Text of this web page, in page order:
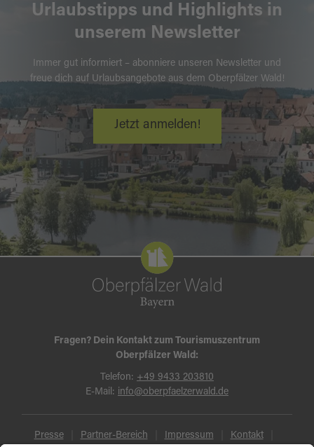
Urlaubstipps und Highlights in
unserem Newsletter
Immer gut informiert – abonniere unseren Newsletter und
freue dich auf Urlaubsangebote aus dem Oberpfälzer Wald!
Jetzt anmelden!
Fragen? Dein Kontakt zum Tourismuszentrum
Oberpfälzer Wald:
Telefon: +49 9433 203810
E-Mail: info@oberpfaelzerwald.de
Presse Partner-Bereich Impressum Kontakt